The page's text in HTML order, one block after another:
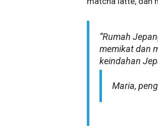
“Rumah
memikat dan
keindahan
Maria,